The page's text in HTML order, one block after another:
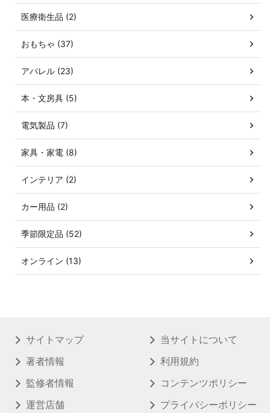
医療衛生品 (2)
おもちゃ (37)
アパレル (23)
本・文房具 (5)
電気製品 (7)
家具・家電 (8)
インテリア (2)
カー用品 (2)
季節限定品 (52)
オンライン (13)
サイトマップ
著者情報
監修者情報
運営店舗
当サイトについて
利用規約
コンテンツポリシー
プライバシーポリシー